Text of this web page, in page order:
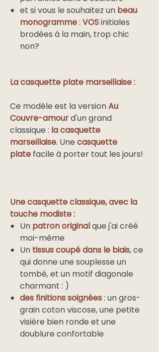
et si vous le souhaitez un beau
monogramme: VOSinitiales
brodées à la main, trop chic
non?
La casquette plate marseillaise :
Ce modèle est la versionAu
Couvre-amourd'un grand
classique : la casquette
marseillaise. Une casquette
plate facile à porter tout les jours!
Une casquette classique, avec la
touche modiste :
Un patron originalque j'ai créé
moi-même
Un tissus coupé dans le biais, ce
qui donne une souplesse un
tombé, et un motif diagonale
charmant : )
des finitions soignées: un gros-
grain coton viscose, une petite
visière bien ronde et une
doublure confortable